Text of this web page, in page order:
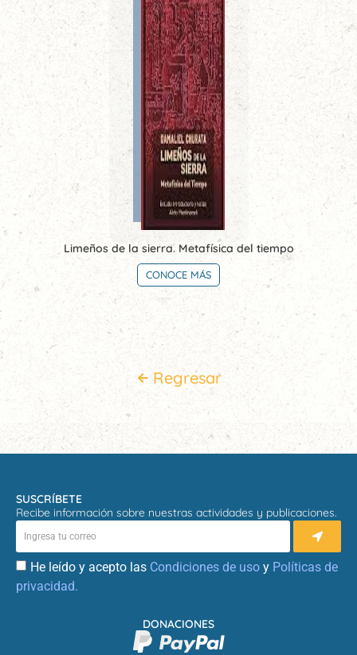
Limeños de la sierra. Metafísica del tiempo
CONOCE MÁS
Regresar
SUSCRÍBETE
Recibe información sobre nuestras actividades y publicaciones.
He leído y acepto las Condiciones de uso y Políticas de
privacidad.
DONACIONES